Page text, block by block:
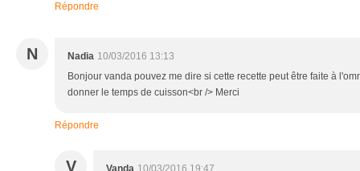
Répondre
N Nadia 10/03/2016 13:13
Bonjour vanda pouvez me dire si cette recette peut être faite à
donner le temps de cuisson<br /> Merci
Répondre
V